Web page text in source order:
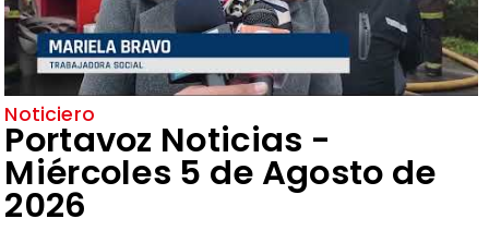
Noticiero
Portavoz Noticias -
Miércoles 5 de Agosto de
2026